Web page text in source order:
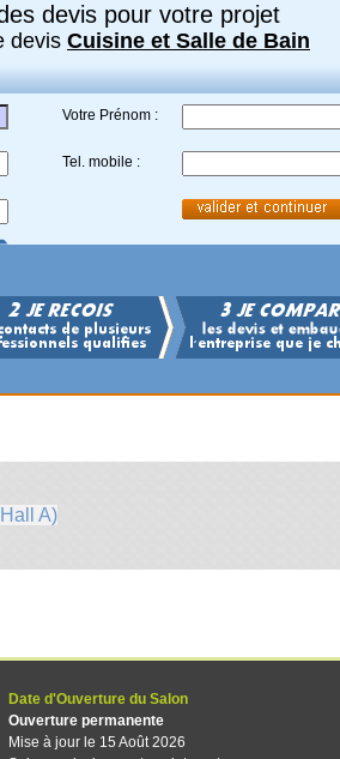
devis pour votre projet
devis Cuisine et Salle de Bain
Votre Prénom :
Tel. mobile :
A)
Date d'Ouverture du Salon
Ouverture permanente
Mise à jour le 15 Août 2026